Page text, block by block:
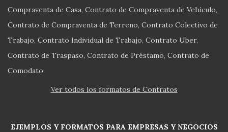
Compraventa de Casa Contrato de Compraventa de Vehículo
Contrato de Compraventa de Terreno Contrato Colectivo de
Trabajo Contrato Individual de Trabajo Contrato Uber
Contrato de Traspaso Contrato de Préstamo Contrato de
Comodato
Ver todos los formatos de Contratos
EJEMPLOS Y FORMATOS PARA EMPRESAS Y NEGOCIOS